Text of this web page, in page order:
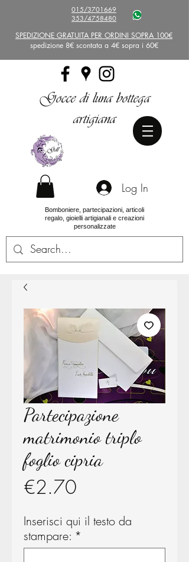
015/3701669
353/4758480
SPEDIZIONE GRATUITA PER ORDINI SOPRA 100€
spedizione 8€ scontata a 4€ sopra i 60€
Gocce di luna bottega
artigiana
Log In
Bomboniere, partecipazioni, articoli
regalo, gioielli artigianali e creazioni
personalizzate
Partecipazione
matrimonio triplo
foglio cipria
€2.70
Inserisci qui il testo da
stampare: *